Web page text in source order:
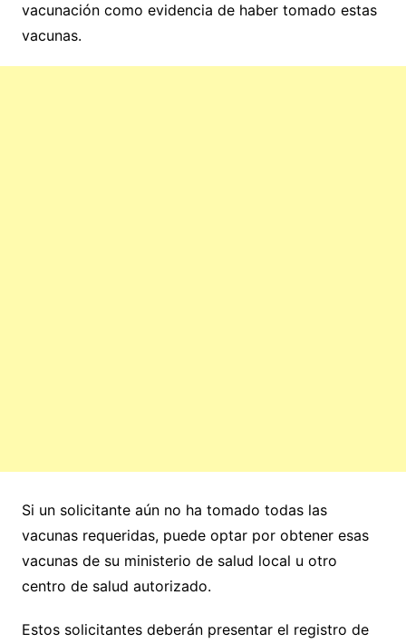
vacunación como evidencia de haber tomado estas
vacunas.
Si un solicitante aún no ha tomado todas las
vacunas requeridas, puede optar por obtener esas
vacunas de su ministerio de salud local u otro
centro de salud autorizado.
Estos solicitantes deberán presentar el registro de